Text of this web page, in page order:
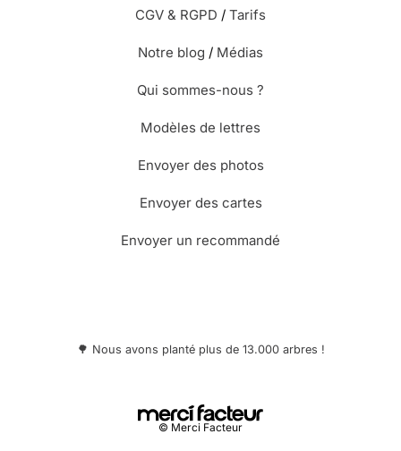
amoureuse de cactées
⭐⭐⭐⭐⭐ le 20/03/18 : Carte très
lumineuse, en accord avec la saison qui
vient de frapper à notre porte
⭐⭐⭐⭐ le 05/07/17 : Destinée à une jeune
je cherchais
⭐⭐⭐⭐⭐ le 24/03/17 : J'adore la
nature
CGV & RGPD / Tarifs
Notre blog / Médias
Qui sommes-nous ?
Modèles de lettres
Envoyer des photos
Envoyer des cartes
Envoyer un recommandé
🌳 Nous avons planté plus de 13.000 arbres !
© Merci Facteur